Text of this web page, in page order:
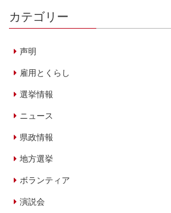
カテゴリー
声明
雇用とくらし
選挙情報
ニュース
県政情報
地方選挙
ボランティア
演説会